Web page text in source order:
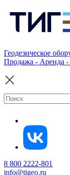
Геодезическое
Продажа - Аренда
8 800 2222-801
info@tigeo.ru